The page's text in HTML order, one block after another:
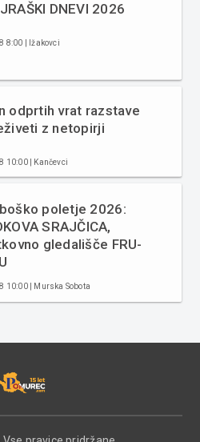
DNEVI 2026
8:00 | Ižakovci
odprtih vrat razstave
z netopirji
10:00 | Kančevci
poletje 2026:
SRAJČICA,
gledališče FRU-
10:00 | Murska Sobota